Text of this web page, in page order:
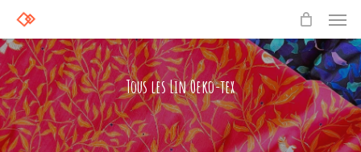
Skip
main
content
Tous les Lin Oeko-tex